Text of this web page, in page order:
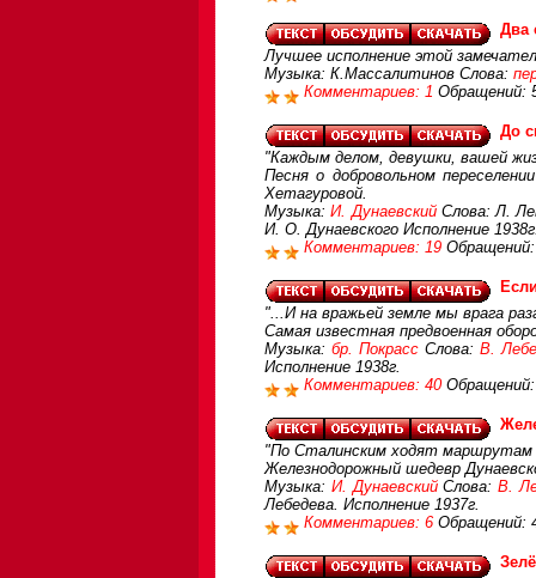
Два
Лучшее исполнение этой
Музыка: К.Массалитинов Слова:
Комментариев: 1 Обращений:
До
"Каждым делом, девушки, вашей
Песня о добровольном
Хетагуровой.
Музыка:И. ДунаевскийСлова: Л.
И. О. Дунаевского Исполнение
Комментариев: 19 Обращений:
"...И на вражьей земле мы врага
Самая известная предвоенная
Музыка: бр. Покрасс Слова: В.
Исполнение 1938г.
Комментариев: 40 Обращений:
"По Сталинским ходят маршрутам
Железнодорожный шедевр
Музыка: И. ДунаевскийСлова:В.
Лебедева. Исполнение 1937г.
Комментариев: 6 Обращений: